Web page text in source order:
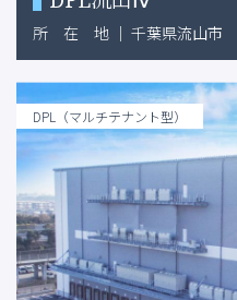
所 在 地 ｜ 千葉県流山市
DPL（マルチテナント型）